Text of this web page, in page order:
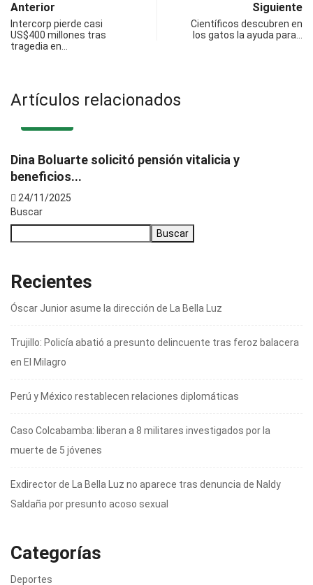
Anterior
Intercorp pierde casi
US$400 millones tras
tragedia en…
Siguiente
Científicos descubren en
los gatos la ayuda para…
Artículos relacionados
Dina Boluarte solicitó pensión vitalicia y
beneficios...
24/11/2025
Buscar
Buscar
Recientes
Óscar Junior asume la dirección de La Bella Luz
Trujillo: Policía abatió a presunto delincuente tras feroz balacera
en El Milagro
Perú y México restablecen relaciones diplomáticas
Caso Colcabamba: liberan a 8 militares investigados por la
muerte de 5 jóvenes
Exdirector de La Bella Luz no aparece tras denuncia de Naldy
Saldaña por presunto acoso sexual
Categorías
Deportes